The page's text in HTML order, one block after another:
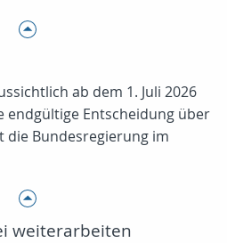
ab dem 1. Juli 2026
endgültige Entscheidung über
Bundesregierung im
weiterarbeiten